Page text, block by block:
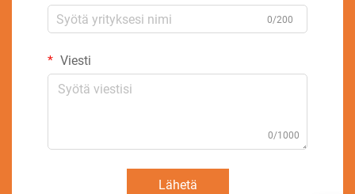
0/200
Viesti
0/1000
Lähetä